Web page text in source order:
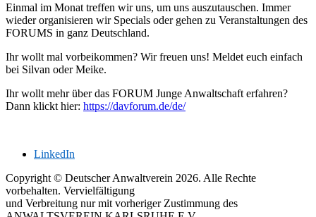
Einmal im Monat treffen wir uns, um uns auszutauschen. Immer
wieder organisieren wir Specials oder gehen zu Veranstaltungen des
FORUMS in ganz Deutschland.
Ihr wollt mal vorbeikommen? Wir freuen uns! Meldet euch einfach
bei Silvan oder Meike.
Ihr wollt mehr über das FORUM Junge Anwaltschaft erfahren?
Dann klickt hier: https://davforum.de/de/
LinkedIn
Copyright © Deutscher Anwaltverein 2026. Alle Rechte
vorbehalten. Vervielfältigung
und Verbreitung nur mit vorheriger Zustimmung des